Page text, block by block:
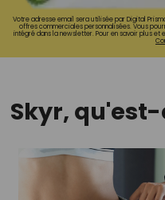
Votre adresse email sera utilisée par Digital
offres commerciales personnalisées. Vous
intégré dans la newsletter. Pour en savoir plus
Skyr,